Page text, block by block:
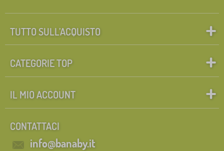
TUTTO SULL’ACQUISTO
CATEGORIE TOP
IL MIO ACCOUNT
CONTATTACI
info@banaby.it